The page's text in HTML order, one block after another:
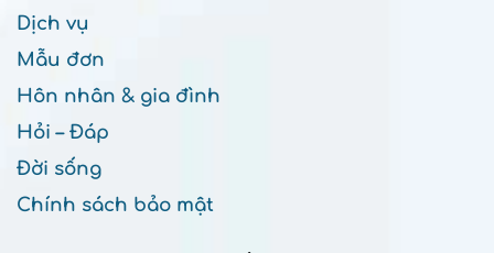
Dịch vụ
Mẫu đơn
Hôn nhân & gia đình
Hỏi – Đáp
Đời sống
Chính sách bảo mật